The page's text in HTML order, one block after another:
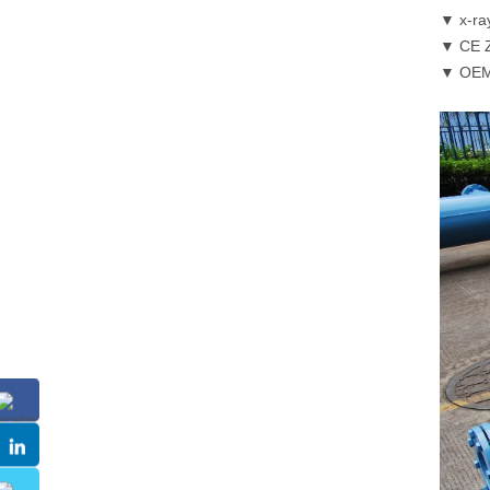
▼ x-
▼ CE
▼